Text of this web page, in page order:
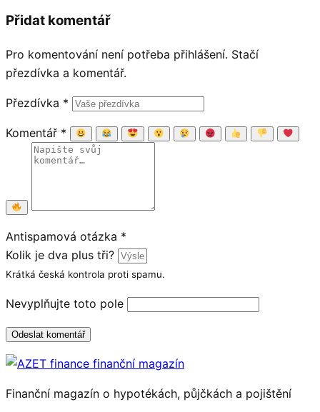
Přidat komentář
Pro komentování není potřeba přihlášení. Stačí
přezdívka a komentář.
Přezdívka *
Komentář *
Antispamová otázka *
Kolik je dva plus tři?
Krátká česká kontrola proti spamu.
Nevyplňujte toto pole
Odeslat komentář
Finanční magazín o hypotékách, půjčkách a pojištění